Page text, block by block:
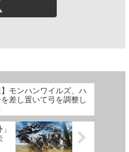
】モンハンワイルズ、ハ
差し置いて弓を調整し